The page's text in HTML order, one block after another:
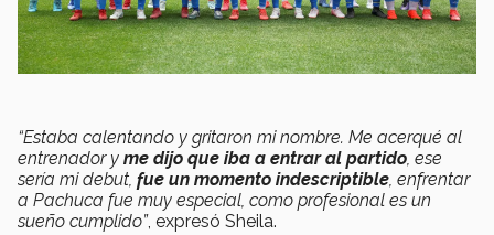
“Estaba calentando y gritaron mi nombre. Me acerqué al
entrenador y me dijo que iba a entrar al partido, ese
sería mi debut, fue un momento indescriptible, enfrentar
a Pachuca fue muy especial, como profesional es un
sueño cumplido”, expresó Sheila.